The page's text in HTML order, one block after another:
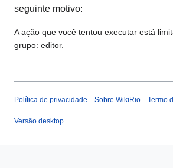
seguinte motivo:
A ação que você tentou executar está
grupo: editor.
Política de privacidade Sobre WikiRio Termo
Versão desktop